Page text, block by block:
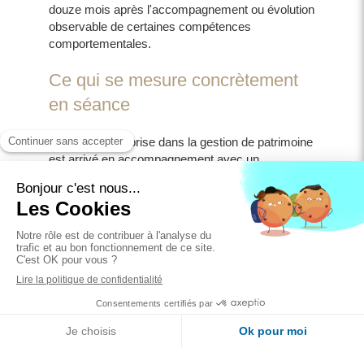
douze mois après l'accompagnement ou évolution
observable de certaines compétences
comportementales.
Ce qui se mesure concrètement
en séance
Un chef d'entreprise dans la gestion de patrimoine
est arrivé en accompagnement avec un
syndrome de l'imposteur marqué. Il avait peur de
vendre, un manque de confiance, une peur
d'échouer et aussi la peur du jugement. Il évitait la
prospection. Aujourd'hui, il prospecte tous les
jours, avec plaisir, sans la peur qui le bloquait
avant. Son chiffre d'affaires a suivi ce
changement.
D'autres résultats prennent une forme différente.
par se débloquer. Un dirigeant qui travaillait